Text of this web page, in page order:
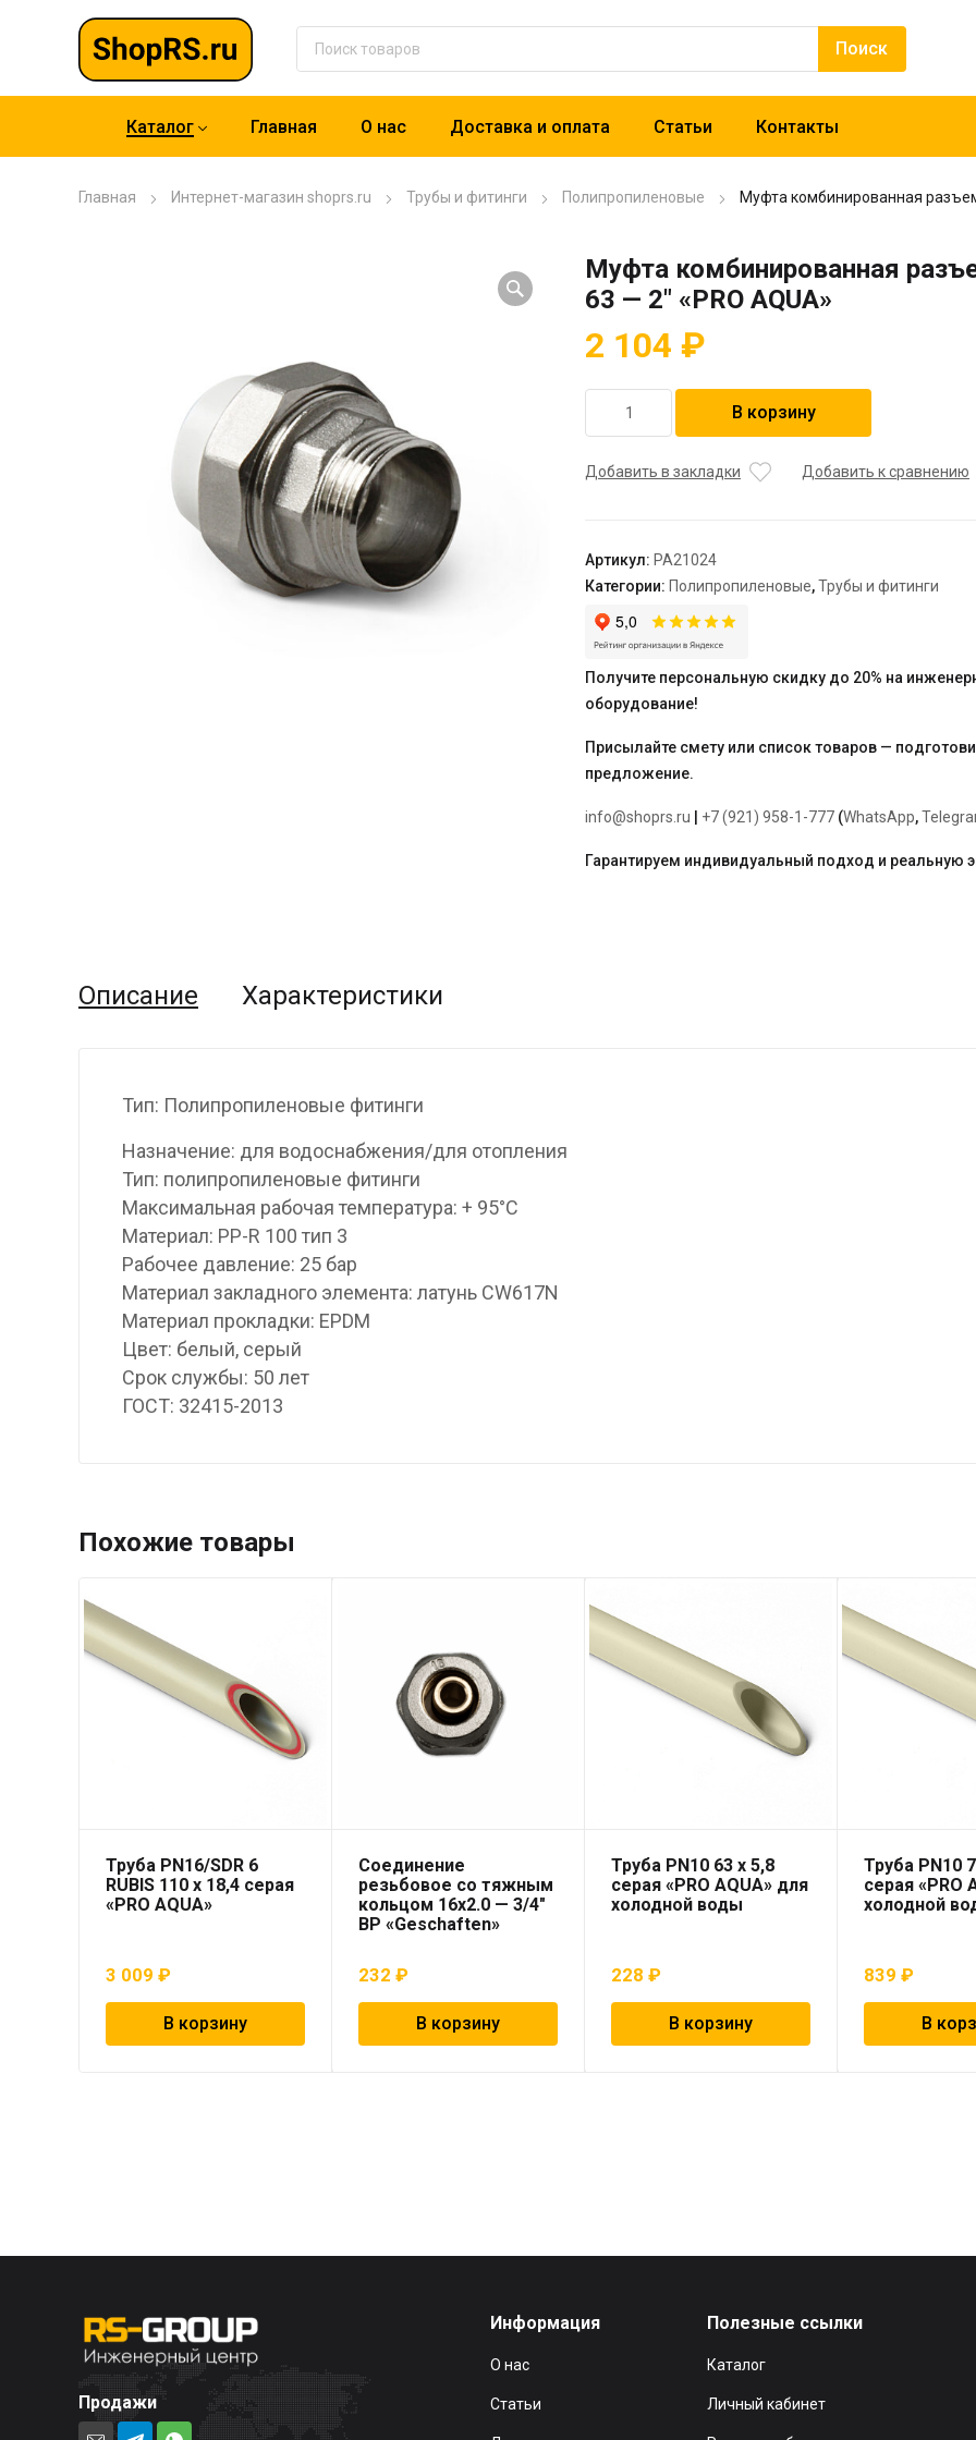
Каталог Главная О нас Доставка и оплата Статьи Контакты
Главная Интернет-магазин shoprs.ru Трубы и фитинги Полипропиленовые Муфта комбинированная
Муфта комбинированная
63 — 2″ «PRO AQUA»
2 104 ₽
товара
комбинированная
-
2"
"PRO
AQUA"
В корзину
Добавить в закладки Добавить к сравнению
Артикул: PA21024
Категории: Полипропиленовые,Трубы и фитинги
Получите персональную скидку до 20% на
оборудование!
Присылайте смету или список товаров —
предложение.
info@shoprs.ru +7 (921) 958-1-777 (WhatsApp,
Гарантируем индивидуальный подход и реальную
Описание Характеристики
Тип: Полипропиленовые фитинги
Назначение: для водоснабжения/для отопления
Тип: полипропиленовые фитинги
Максимальная рабочая температура: + 95°С
Материал: PP-R 100 тип 3
Рабочее давление: 25 бар
Материал закладного элемента: латунь CW617N
Материал прокладки: EPDM
Цвет: белый, серый
Срок службы: 50 лет
ГОСТ: 32415-2013
Похожие товары
Труба PN16/SDR 6
RUBIS 110 x 18,4 серая
«PRO AQUA»
3 009 ₽
В корзину
Соединение
резьбовое со тяжным
кольцом 16х2.0 — 3/4″
ВР «Geschaften»
232₽
В корзину
Труба PN10 63 x 5,8
серая «PRO AQUA» для
холодной воды
228₽
В корзину
Труба PN10
серая «PRO
холодной
839₽
В
Продажи
Информация
О нас
Статьи
Полезные ссылки
Каталог
Личный кабинет